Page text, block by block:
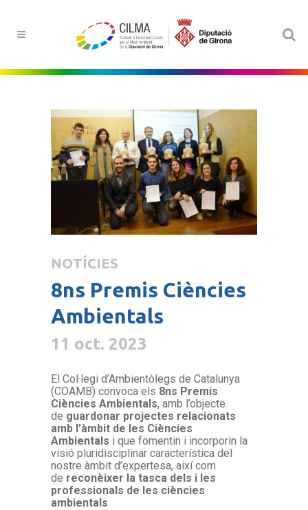
NOTÍCIES
8ns Premis Ciències
Ambientals
11 oct. 2023
El Col·legi d’Ambientòlegs de Catalunya
(COAMB) convoca els 8ns Premis
Ciències Ambientals, amb l’objecte
de guardonar projectes relacionats
amb l’àmbit de les Ciències
Ambientals i que fomentin i incorporin la
visió pluridisciplinar característica del
nostre àmbit d’expertesa, així com
de reconèixer la tasca dels i les
professionals de les ciències
ambientals